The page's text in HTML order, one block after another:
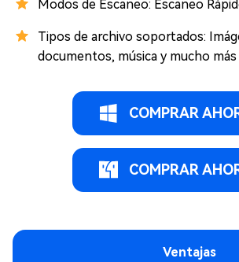
Modos de Escaneo: Escaneo
Tipos de archivo soportados:
documentos, música y mucho más
COMPRAR
COMPRAR
Ventajas